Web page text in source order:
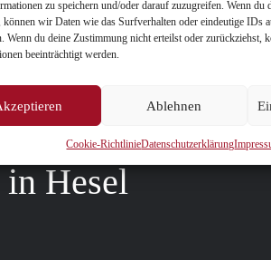
zu speichern und/oder darauf zuzugreifen. Wenn du
können wir Daten wie das Surfverhalten oder eindeutige IDs
Wenn du deine Zustimmung nicht erteilst oder zurückziehst,
beeinträchtigt werden.
Ablehnen
Cookie-RichtlinieDatenschutzerklärung
Hesel